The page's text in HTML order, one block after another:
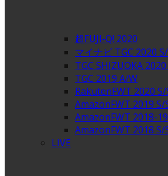
超FUJI-Q! 2020
マイナビ TGC 2020
TGC SHIZUOKA
TGC 2019 A/W
RakutenFWT 2020 S/
AmazonFWT 2019 S/
AmazonFWT 2018-
AmazonFWT 2018 S/
LIVE